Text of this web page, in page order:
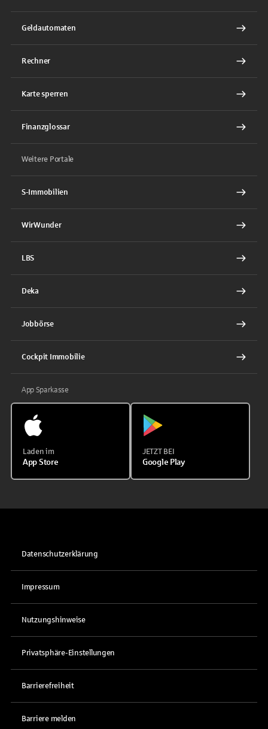
Geldautomaten
Rechner
Karte sperren
Finanzglossar
Weitere Portale
S-Immobilien
WirWunder
LBS
Deka
Jobbörse
Cockpit Immobilie
App Sparkasse
Laden im
App Store
JETZT BEI
Google Play
Datenschutzerklärung
Impressum
Nutzungshinweise
Privatsphäre-Einstellungen
Barrierefreiheit
Barriere melden